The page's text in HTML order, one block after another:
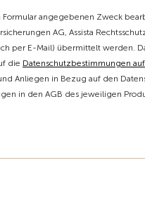
angegebenen Zweck
AG, Assista
per E-Mail) übermittelt werden.
die Datenschutzbestimmungen
Anliegen in Bezug auf den
in den AGB des jeweiligen